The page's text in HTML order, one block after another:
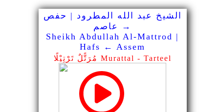
الشيخ عبد الله المطرود | حفص
→ عاصم
Sheikh Abdullah Al-Mattrod |
Hafs ← Assem
مُرَتًّلٌ تَرْتِيْلًا Murattal - Tarteel